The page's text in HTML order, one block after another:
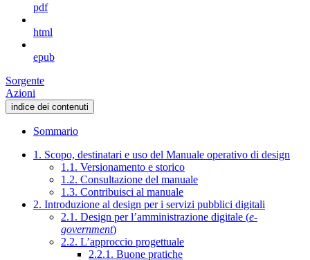
pdf
html
epub
Sorgente
Azioni
indice dei contenuti
Sommario
1. Scopo, destinatari e uso del Manuale operativo di design
1.1. Versionamento e storico
1.2. Consultazione del manuale
1.3. Contribuisci al manuale
2. Introduzione al design per i servizi pubblici digitali
2.1. Design per l’amministrazione digitale (e-
government)
2.2. L’approccio progettuale
2.2.1. Buone pratiche